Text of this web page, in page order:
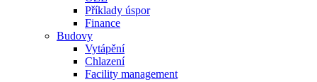
Příklady úspor
Finance
Budovy
Vytápění
Chlazení
Facility management